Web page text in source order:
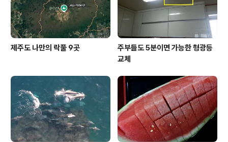
있는 제뢰등대와 함께 남구 쪽 명소들을 ..
제주도 나만의 락풀 9곳
주부들도 5분이면 가능한 형광등
교체